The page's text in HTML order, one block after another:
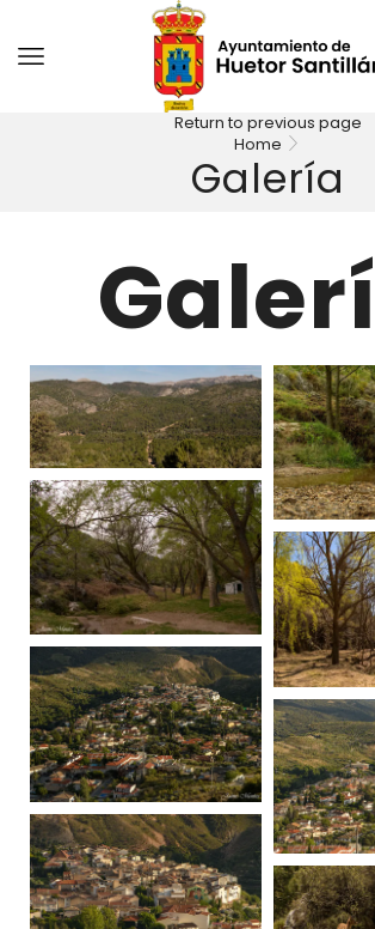
Return to previous page
Home
Galería